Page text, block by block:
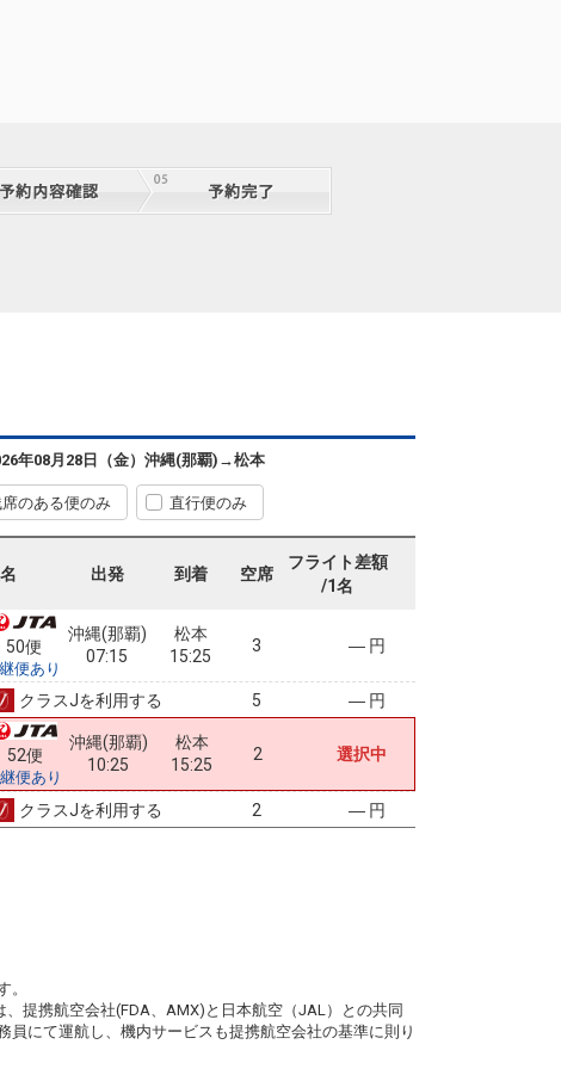
年08月28日（金） 沖縄(那覇) →松本
席のある便のみ 直行便のみ
出発 到着 空席
フライト差額
/1名
50便
便あり
沖縄(那覇)
07:15
松本
15:25
3 ― 円
クラスJを利用する 5 ― 円
52便
便あり
沖縄(那覇)
10:25
松本
15:25
2 選択中
クラスJを利用する 2 ― 円
。
提携航空会社(FDA、AMX)と日本航空（JAL）との共同
にて運航し、機内サービスも提携航空会社の基準に則り